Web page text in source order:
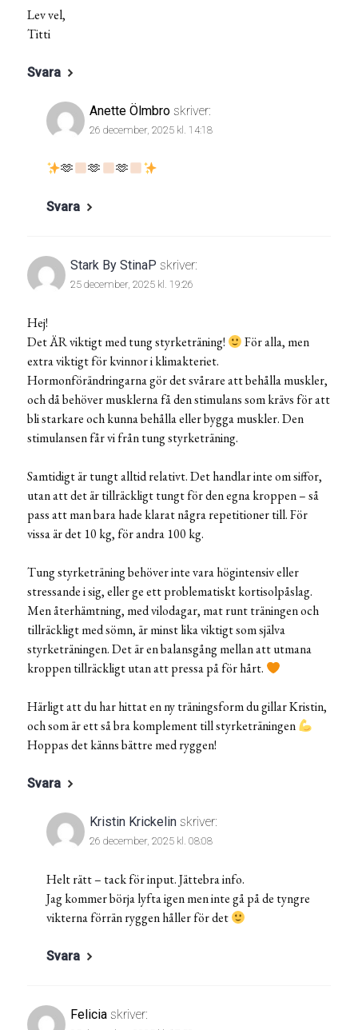
Lev vel,
Titti
Svara
Anette Ölmbro skriver:
26 december, 2025 kl. 14:18
🫶 🫶 🫶
Svara
Stark By StinaP skriver:
25 december, 2025 kl. 19:26
Hej!
Det ÄR viktigt med tung styrketräning!
För alla, men
extra viktigt för kvinnor i klimakteriet.
Hormonförändringarna gör det svårare att behålla muskler,
och då behöver musklerna få den stimulans som krävs för att
bli starkare och kunna behålla eller bygga muskler. Den
stimulansen får vi från tung styrketräning.
Samtidigt är tungt alltid relativt. Det handlar inte om siffor,
utan att det är tillräckligt tungt för den egna kroppen – så
pass att man bara hade klarat några repetitioner till. För
vissa är det 10 kg, för andra 100 kg.
Tung styrketräning behöver inte vara högintensiv eller
stressande i sig, eller ge ett problematiskt kortisolpåslag.
Men återhämtning, med vilodagar, mat runt träningen och
tillräckligt med sömn, är minst lika viktigt som själva
styrketräningen. Det är en balansgång mellan att utmana
kroppen tillräckligt utan att pressa på för hårt.
Härligt att du har hittat en ny träningsform du gillar Kristin,
och som är ett så bra komplement till styrketräningen
Hoppas det känns bättre med ryggen!
Svara
Kristin Krickelin skriver:
26 december, 2025 kl. 08:08
Helt rätt – tack för input. Jättebra info.
Jag kommer börja lyfta igen men inte gå på de tyngre
vikterna förrän ryggen håller för det
Svara
Felicia skriver: